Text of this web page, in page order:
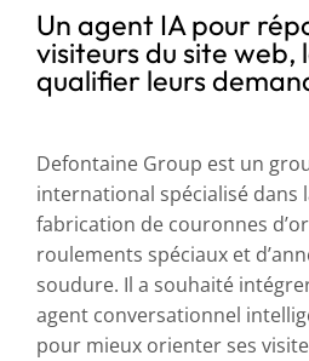
Réalisations
Ressources
Nous contacter
Un agent IA pour
visiteurs du site web,
qualifier leurs
Defontaine Group est un
international spécialisé dans
fabrication de couronnes
roulements spéciaux et
soudure. Il a souhaité
agent conversationnel
pour mieux orienter ses